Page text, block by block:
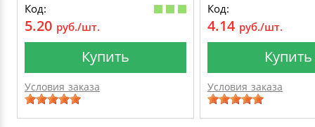
Код:
5.20 руб./шт.
Купить
Условия заказа
Код:
4.14 руб./шт.
Купить
Условия заказа